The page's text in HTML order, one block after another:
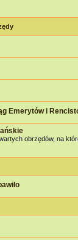
Emerytów i
obrzędów, na